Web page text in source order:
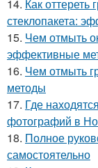
14. Как оттереть
стеклопакета:
15. Чем отмыть
эффективные
16. Чем отмыть
методы
17. Где
фотографий в
18. Полное
самостоятельно